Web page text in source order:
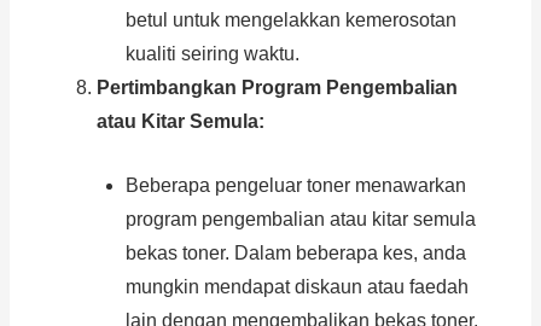
betul untuk mengelakkan kemerosotan
kualiti seiring waktu.
Pertimbangkan Program Pengembalian
atau Kitar Semula:
Beberapa pengeluar toner menawarkan
program pengembalian atau kitar semula
bekas toner. Dalam beberapa kes, anda
mungkin mendapat diskaun atau faedah
lain dengan mengembalikan bekas toner.